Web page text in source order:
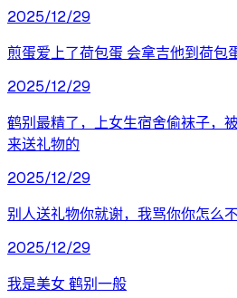
2025/12/29
煎蛋爱上了荷包蛋 会拿吉他到荷包
2025/12/29
鹤别最精了，上女生宿舍偷袜子，
来送礼物的
2025/12/29
别人送礼物你就谢，我骂你你怎么
2025/12/29
我是美女 鹤别一般